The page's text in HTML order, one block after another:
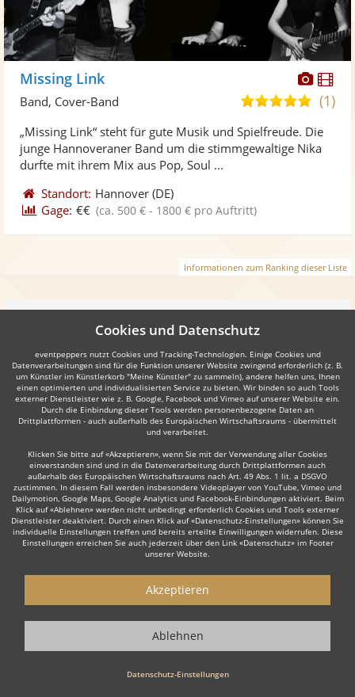
Fotos
Missing Link
5,0
5
(1)
Band, Cover-Band
„Missing Link“ steht für gute Musik und Spielfreude. Die
junge Hannoveraner Band um die stimmgewaltige Nika
durfte mit ihrem Mix aus Pop, Soul ...
Standort: Hannover (DE)
Gage: €€ (ca. 500 € - 1800 € pro Auftritt)
Informationen zum Ranking dieser Liste
Weiter
Auch interessant:
Rock Top 40 Alternative Band Tanz- & Showband
Wie funktioniert's?
Starten Sie mit dem Button 'Kostenlos anfragen' eine Anfrage an die für
Sie interessanten Bands - also z. B. bestimmte Pop-Bands. Diesen
Cookies und Datenschutz
eventpeppers nutzt Cookies und Tracking-Technologien. Einige Cookies und
Datenverarbeitungen sind für die Funktion unserer Website zwingend erforderlich (z. B.
um Künstler im Künstlerkorb "Meine Künstler" zu sammeln), andere helfen uns, Ihnen
einen optimierten und individualisierten Service zu bieten. Wir binden so auch Tools
externer Dienstleister wie z. B. Google, Facebook und Vimeo auf unserer Website ein.
Durch die Einbindung dieser Tools werden personenbezogene Daten an
Drittplattformen - auch außerhalb des Europäischen Wirtschaftsraums - übermittelt
und verarbeitet.
Klicken Sie bitte auf «Akzeptieren», wenn Sie mit der Verwendung aller Cookies
einverstanden sind und in die Datenverarbeitung durch Drittplattformen auch
außerhalb des Europäischen Wirtschaftsraums nach Art. 49 Abs. 1 lit. a DSGVO
zustimmen. In diesem Fall werden insbesondere Videoplayer von YouTube, Vimeo und
Dailymotion, Google Maps, Google Analytics und Facebook-Einbindungen aktiviert. Beim
Klick auf «Ablehnen» werden nicht unbedingt erforderlich Cookies und Tools externer
Dienstleister deaktiviert. Durch einen Klick auf «Datenschutz-Einstellungen» können Sie
individuelle Einstellungen treffen und bereits erteilte Einwilligungen widerrufen. Diese
Einstellungen erreichen Sie auch jederzeit über den Link «Datenschutz» im Footer
unserer Website.
Datenschutz-Einstellungen
Akzeptieren
Ablehnen